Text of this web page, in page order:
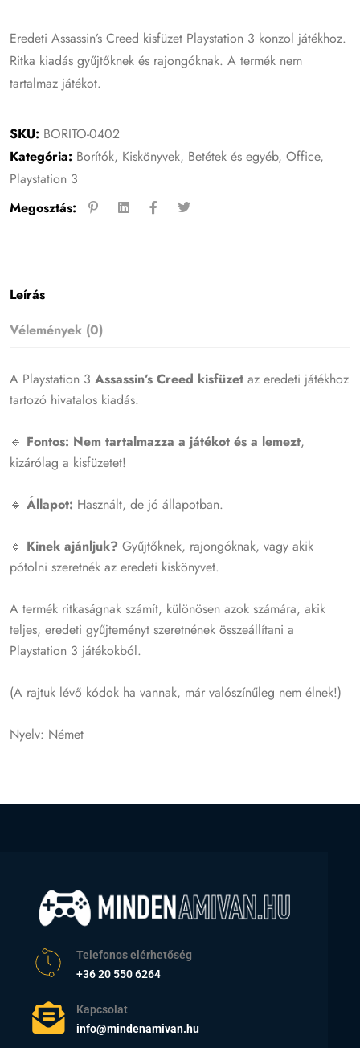
Eredeti Assassin’s Creed kisfüzet Playstation 3 konzol játékhoz.
Ritka kiadás gyűjtőknek és rajongóknak. A termék nem
tartalmaz játékot.
SKU: BORITO-0402
Kategória: Borítók, Kiskönyvek, Betétek és egyéb,Office,
Playstation 3
Megosztás:
Leírás
Vélemények (0)
A Playstation 3 Assassin’s Creed kisfüzet az eredeti játékhoz
tartozó hivatalos kiadás.
🔹 Fontos: Nem tartalmazza a játékot és a lemezt,
kizárólag a kisfüzetet!
🔹Állapot: Használt, de jó állapotban.
🔹 Kinek ajánljuk? Gyűjtőknek, rajongóknak, vagy akik
pótolni szeretnék az eredeti kiskönyvet.
A termék ritkaságnak számít, különösen azok számára, akik
teljes, eredeti gyűjteményt szeretnének összeállítani a
Playstation 3 játékokból.
(A rajtuk lévő kódok ha vannak, már valószínűleg nem élnek!)
Nyelv: Német
Telefonos elérhetőség
+36 20 550 6264
Kapcsolat
info@mindenamivan.hu